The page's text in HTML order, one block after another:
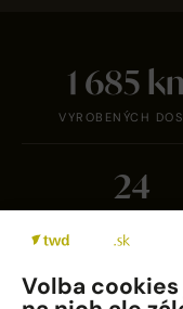
Volba cookies
1 700
VYROBENÝCH
25
PARTNEROV